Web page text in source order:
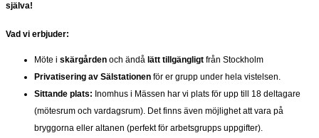
själva!
Vad vi erbjuder:
Möte i skärgården och ändå lätt tillgängligt från Stockholm
Privatisering av Sälstationen för er grupp under hela vistelsen.
Sittande plats: Inomhus i Mässen har vi plats för upp till 18 deltagare
(mötesrum och vardagsrum). Det finns även möjlighet att vara på
bryggorna eller altanen (perfekt för arbetsgrupps uppgifter).